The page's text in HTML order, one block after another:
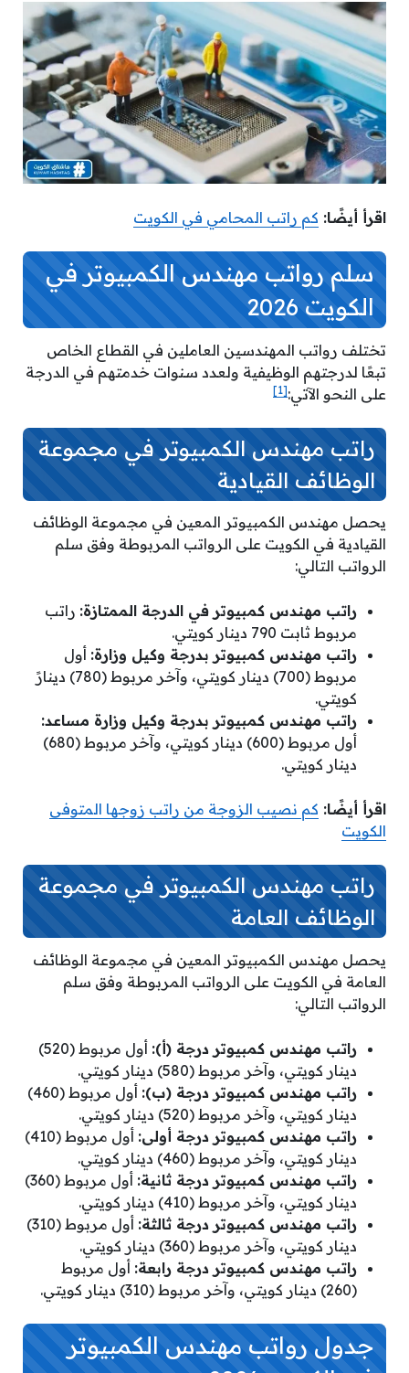
اقرأ أيضًا: كم راتب المحامي في الكويت
سلم رواتب مهندس الكمبيوتر في
الكويت 2026
تختلف رواتب المهندسين العاملين في القطاع الخاص
تبعًا لدرجتهم الوظيفية ولعدد سنوات خدمتهم في الدرجة
على النحو الآتي:[1]
راتب مهندس الكمبيوتر في مجموعة
الوظائف القيادية
يحصل مهندس الكمبيوتر المعين في مجموعة الوظائف
القيادية في الكويت على الرواتب المربوطة وفق سلم
الرواتب التالي:
راتب مهندس كمبيوتر في الدرجة الممتازة: راتب
مربوط ثابت 790 دينار كويتي.
راتب مهندس كمبيوتر بدرجة وكيل وزارة: أول
مربوط (700) دينار كويتي، وآخر مربوط (780) دينارً
كويتي.
راتب مهندس كمبيوتر بدرجة وكيل وزارة مساعد:
أول مربوط (600) دينار كويتي، وآخر مربوط (680)
دينار كويتي.
اقرأ أيضًا: كم نصيب الزوجة من راتب زوجها المتوفى
الكويت
راتب مهندس الكمبيوتر في مجموعة
الوظائف العامة
يحصل مهندس الكمبيوتر المعين في مجموعة الوظائف
العامة في الكويت على الرواتب المربوطة وفق سلم
الرواتب التالي:
راتب مهندس كمبيوتر درجة (أ):
أول مربوط (520)
دينار كويتي، وآخر مربوط (580) دينار كويتي.
راتب مهندس كمبيوتر درجة (ب):
أول مربوط (460)
دينار كويتي، وآخر مربوط (520) دينار كويتي.
راتب مهندس كمبيوتر درجة أولى:
أول مربوط (410)
دينار كويتي، وآخر مربوط (460) دينار كويتي.
راتب مهندس كمبيوتر درجة ثانية:
أول مربوط (360)
دينار كويتي، وآخر مربوط (410) دينار كويتي.
راتب مهندس كمبيوتر درجة ثالثة:
أول مربوط (310)
دينار كويتي، وآخر مربوط (360) دينار كويتي.
راتب مهندس كمبيوتر درجة رابعة: أول مربوط
(260) دينار كويتي، وآخر مربوط (310) دينار كويتي.
جدول رواتب مهندس الكمبيوتر